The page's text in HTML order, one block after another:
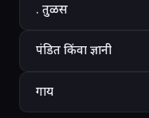
. तुळस
पंडित किंवा ज्ञानी
गाय